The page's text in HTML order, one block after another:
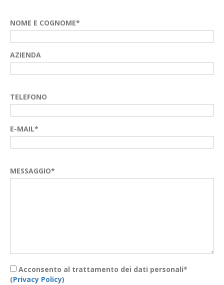
NOME E COGNOME*
AZIENDA
TELEFONO
E-MAIL*
MESSAGGIO*
Acconsento al trattamento dei dati personali*
(Privacy Policy)